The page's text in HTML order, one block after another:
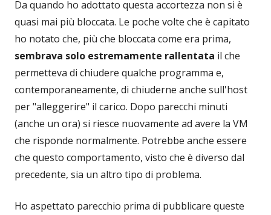
Da quando ho adottato questa accortezza non si è
quasi mai più bloccata. Le poche volte che è capitato
ho notato che, più che bloccata come era prima,
sembrava solo estremamente rallentata il che
permetteva di chiudere qualche programma e,
contemporaneamente, di chiuderne anche sull'host
per "alleggerire" il carico. Dopo parecchi minuti
(anche un ora) si riesce nuovamente ad avere la VM
che risponde normalmente. Potrebbe anche essere
che questo comportamento, visto che è diverso dal
precedente, sia un altro tipo di problema.
Ho aspettato parecchio prima di pubblicare queste